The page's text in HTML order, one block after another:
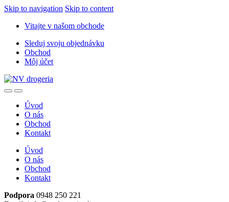
Skip to navigation Skip to content
Vitajte v našom obchode
Sleduj svoju objednávku
Obchod
Môj účet
Úvod
O nás
Obchod
Kontakt
Úvod
O nás
Obchod
Kontakt
Podpora 0948 250 221